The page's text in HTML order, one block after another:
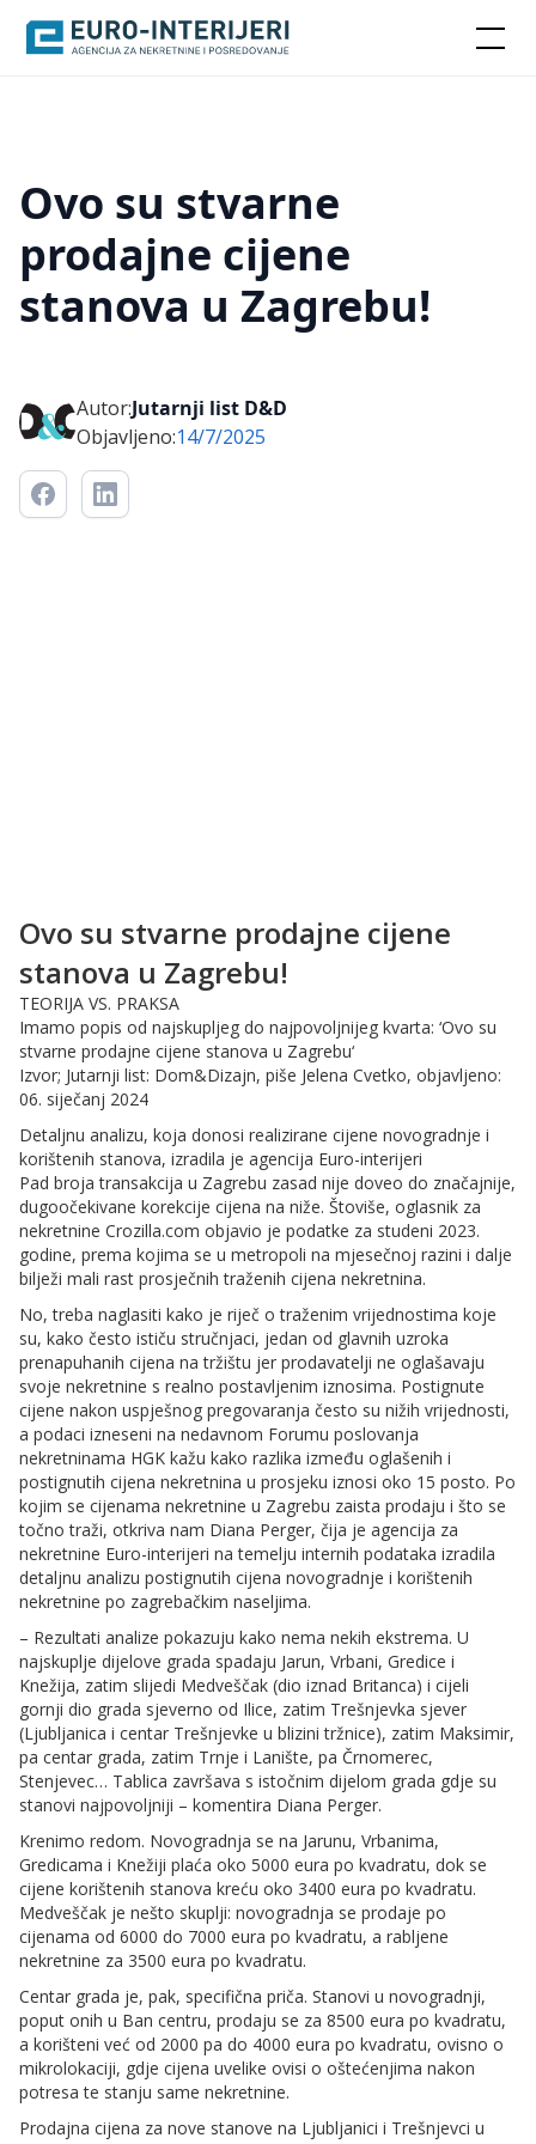
Ovo su stvarne
prodajne cijene
stanova u Zagrebu!
Autor:Jutarnji list D&D
Objavljeno:14/7/2025
Ovo su stvarne prodajne cijene
stanova u Zagrebu!
TEORIJA VS. PRAKSA
Imamo popis od najskupljeg do najpovoljnijeg kvarta: ‘Ovo su
stvarne prodajne cijene stanova u Zagrebu‘
Izvor; Jutarnji list: Dom&Dizajn, piše Jelena Cvetko, objavljeno:
06. siječanj 2024
Detaljnu analizu, koja donosi realizirane cijene novogradnje i
korištenih stanova, izradila je agencija Euro-interijeri
Pad broja transakcija u Zagrebu zasad nije doveo do značajnije,
dugoočekivane korekcije cijena na niže. Štoviše, oglasnik za
nekretnine Crozilla.com objavio je podatke za studeni 2023.
godine, prema kojima se u metropoli na mjesečnoj razini i dalje
bilježi mali rast prosječnih traženih cijena nekretnina.
No, treba naglasiti kako je riječ o traženim vrijednostima koje
su, kako često ističu stručnjaci, jedan od glavnih uzroka
prenapuhanih cijena na tržištu jer prodavatelji ne oglašavaju
svoje nekretnine s realno postavljenim iznosima. Postignute
cijene nakon uspješnog pregovaranja često su nižih vrijednosti,
a podaci izneseni na nedavnom Forumu poslovanja
nekretninama HGK kažu kako razlika između oglašenih i
postignutih cijena nekretnina u prosjeku iznosi oko 15 posto. Po
kojim se cijenama nekretnine u Zagrebu zaista prodaju i što se
točno traži, otkriva nam Diana Perger, čija je agencija za
nekretnine Euro-interijeri na temelju internih podataka izradila
detaljnu analizu postignutih cijena novogradnje i korištenih
nekretnine po zagrebačkim naseljima.
– Rezultati analize pokazuju kako nema nekih ekstrema. U
najskuplje dijelove grada spadaju Jarun, Vrbani, Gredice i
Knežija, zatim slijedi Medveščak (dio iznad Britanca) i cijeli
gornji dio grada sjeverno od Ilice, zatim Trešnjevka sjever
(Ljubljanica i centar Trešnjevke u blizini tržnice), zatim Maksimir,
pa centar grada, zatim Trnje i Lanište, pa Črnomerec,
Stenjevec… Tablica završava s istočnim dijelom grada gdje su
stanovi najpovoljniji – komentira Diana Perger.
Krenimo redom. Novogradnja se na Jarunu, Vrbanima,
Gredicama i Knežiji plaća oko 5000 eura po kvadratu, dok se
cijene korištenih stanova kreću oko 3400 eura po kvadratu.
Medveščak je nešto skuplji: novogradnja se prodaje po
cijenama od 6000 do 7000 eura po kvadratu, a rabljene
nekretnine za 3500 eura po kvadratu.
Centar grada je, pak, specifična priča. Stanovi u novogradnji,
poput onih u Ban centru, prodaju se za 8500 eura po kvadratu,
a korišteni već od 2000 pa do 4000 eura po kvadratu, ovisno o
mikrolokaciji, gdje cijena uvelike ovisi o oštećenjima nakon
potresa te stanju same nekretnine.
Prodajna cijena za nove stanove na Ljubljanici i Trešnjevci u